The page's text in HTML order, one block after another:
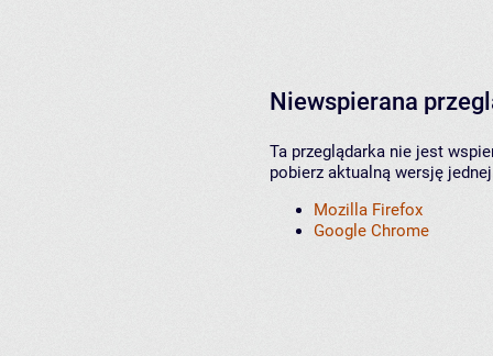
Niewspierana
Ta przeglądarka nie jest
pobierz aktualną wersję
Mozilla Firefox
Google Chrome